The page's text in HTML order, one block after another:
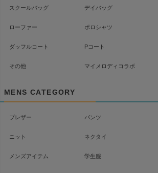
スクールバッグ デイバッグ
ローファー ポロシャツ
ダッフルコート Pコート
その他 マイメロディコラボ
MENS CATEGORY
ブレザー パンツ
ニット ネクタイ
メンズアイテム 学生服